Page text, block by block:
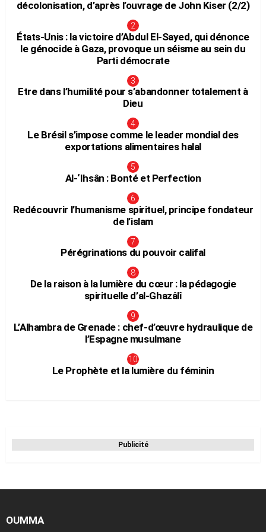
décolonisation, d’après l’ouvrage de John Kiser (2/2)
États-Unis : la victoire d’Abdul El-Sayed, qui dénonce
le génocide à Gaza, provoque un séisme au sein du
Parti démocrate
Etre dans l’humilité pour s’abandonner totalement à
Dieu
Le Brésil s’impose comme le leader mondial des
exportations alimentaires halal
Al-‘Ihsân : Bonté et Perfection
Redécouvrir l’humanisme spirituel, principe fondateur
de l’islam
Pérégrinations du pouvoir califal
De la raison à la lumière du cœur : la pédagogie
spirituelle d’al-Ghazâlî
L’Alhambra de Grenade : chef-d’œuvre hydraulique de
l’Espagne musulmane
Le Prophète et la lumière du féminin
Publicité
OUMMA